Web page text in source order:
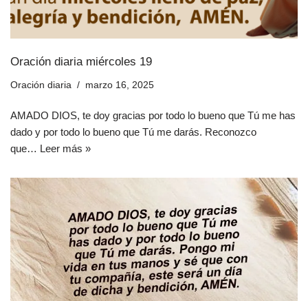
Oración diaria miércoles 19
Oración diaria marzo 16, 2025
AMADO DIOS, te doy gracias por todo lo bueno que Tú me has
dado y por todo lo bueno que Tú me darás. Reconozco
que… Leer más »